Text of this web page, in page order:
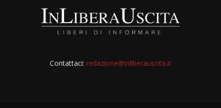
Contattaci: redazione@inliberauscita.it